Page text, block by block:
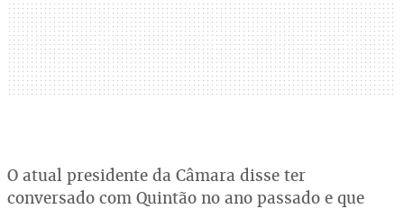
O atual presidente da Câmara disse ter
conversado com Quintão no ano passado e que